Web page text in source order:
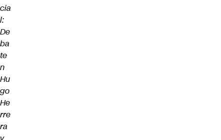
cia
l:
De
ba
te
n
Hu
go
He
rre
ra